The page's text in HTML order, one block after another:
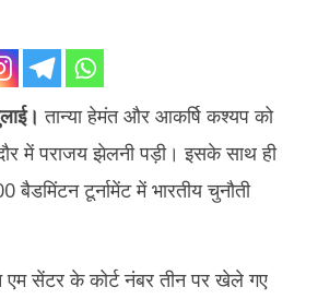
NOW VIEWING
तान्या हेमंत और आकर्षि कश्यप को
में पराजय झेलनी पड़ी। इसके साथ ही
टूर्नामेंट में भारतीय चुनौती
एम सेंटर के कोर्ट नंबर तीन पर खेले गए